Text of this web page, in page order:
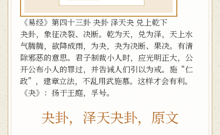
《易经》第四十三卦 夬卦 泽天夬 兑上乾下
夬卦，象征决裂、决断。乾为天，兑为泽，天上水
气腾腾，欲降成雨，为夬，夬为决断、果决。有清
除邪恶的意思。君子制裁小人时，应光明正大，公
开公布小人的罪过，并告诫人们引以为戒。施“仁
政”，建章立法，不乱用武施慕。这样才会有利。
《夬》：扬于王庭，孚号。
夬卦，泽天夬卦，原文